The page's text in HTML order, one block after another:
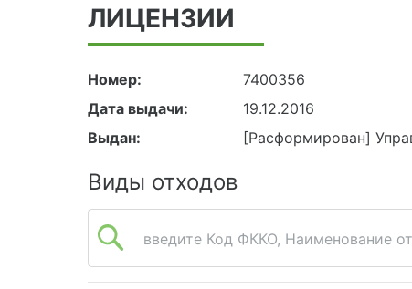
ЛИЦЕНЗИИ
Номер:
7400356
Дата выдачи:
19.12.2016
Выдан:
[Расформирован]
Виды отходов
введите Код ФККО, Наименование